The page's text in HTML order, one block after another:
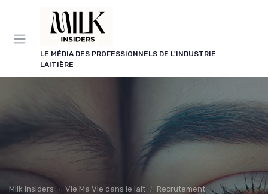
LE MÉDIA DES PROFESSIONNELS DE L'INDUSTRIE
LAITIÈRE
Milk Insiders Vie Ma Vie dans le lait Recrutement